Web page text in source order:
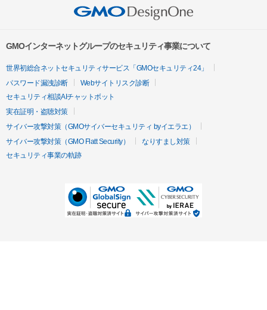
GMOインターネットグループのセキュリティ事業について
世界初総合ネットセキュリティサービス「GMOセキュリティ24」
パスワード漏洩診断
Webサイトリスク診断
セキュリティ相談AIチャットボット
実在証明・盗聴対策
サイバー攻撃対策（GMOサイバーセキュリティ byイエラエ）
サイバー攻撃対策（GMO Flatt Security）
なりすまし対策
セキュリティ事業の軌跡